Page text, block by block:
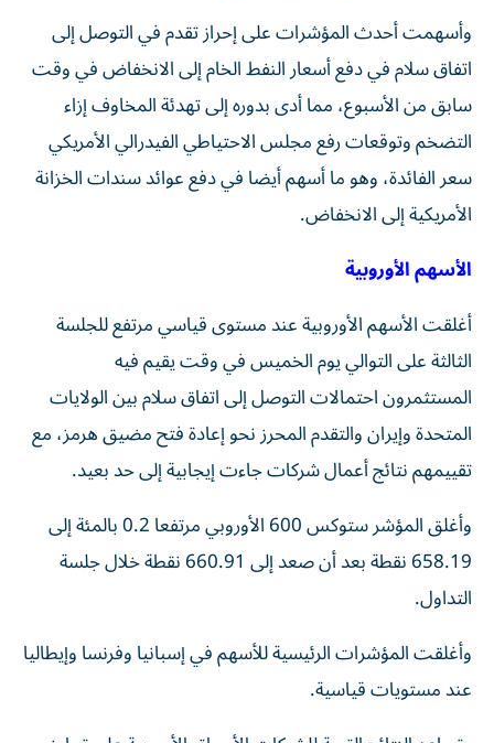
وأسهمت أحدث المؤشرات على إحراز تقدم في التوصل إلى
اتفاق سلام في دفع أسعار النفط الخام ⁠إلى الانخفاض في وقت
سابق من الأسبوع، مما أدى بدوره إلى ​تهدئة المخاوف إزاء
التضخم وتوقعات رفع مجلس الاحتياطي الفيدرالي الأمريكي
سعر الفائدة، وهو ما أسهم أيضا في دفع عوائد سندات الخزانة
⁠الأمريكية إلى الانخفاض.
الأسهم الأوروبية
أغلقت الأسهم الأوروبية عند مستوى قياسي مرتفع للجلسة
الثالثة على التوالي يوم الخميس في وقت يقيم فيه
المستثمرون احتمالات التوصل إلى اتفاق سلام ‌بين الولايات
المتحدة وإيران والتقدم المحرز نحو إعادة فتح مضيق هرمز، مع ​
تقييمهم نتائج أعمال ⁠شركات جاءت إيجابية إلى حد بعيد.
وأغلق المؤشر ستوكس ‌600 الأوروبي مرتفعا 0.2 ‌بالمئة إلى
658.19 نقطة بعد أن صعد إلى 660.91 نقطة خلال جلسة
التداول.
وأغلقت المؤشرات الرئيسية للأسهم في إسبانيا وفرنسا وإيطاليا
عند مستويات قياسية.